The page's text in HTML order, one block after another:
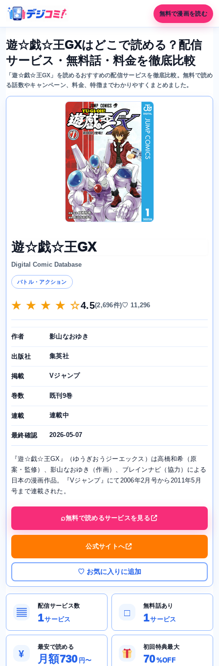
無料で漫画を読む
遊☆戯☆王GXはどこで読める？配信
サービス・無料話・料金を徹底比較
「遊☆戯☆王GX」を読めるおすすめの配信サービスを徹底比較。無料で読め
る話数やキャンペーン、料金、特徴までわかりやすくまとめました。
遊☆戯☆王GX
Digital Comic Database
バトル・アクション
★ ★ ★ ★ ☆4.5(2,696件)♡ 11,296
作者 影山なおゆき
出版社 集英社
掲載 Vジャンプ
巻数 既刊9巻
連載 連載中
最終確認 2026-05-07
『遊☆戯☆王GX』（ゆうぎおうジーエックス）は高橋和希（原
案・監修）、影山なおゆき（作画）、ブレインナビ（協力）による
日本の漫画作品。『Vジャンプ』にて2006年2月号から2011年5月
号まで連載された。
無料で読めるサービスを見る
公式サイトへ
♡ お気に入りに追加
▤
配信サービス数
1サービス
□
無料話あり
1サービス
¥
最安で読める
月額730 円〜
初回特典最大
70%OFF